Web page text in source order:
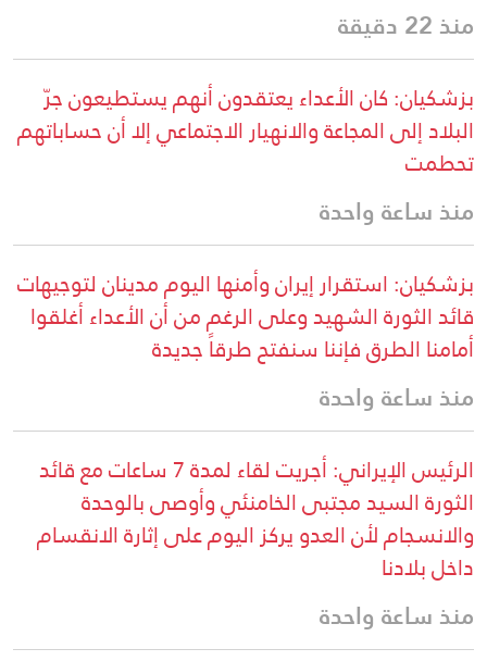
منذ 22 دقيقة
بزشكيان: كان الأعداء يعتقدون أنهم يستطيعون جرّ
البلاد إلى المجاعة والانهيار الاجتماعي إلا أن حساباتهم
تحطمت
منذ ساعة واحدة
بزشكيان: استقرار إيران وأمنها اليوم مدينان لتوجيهات
قائد الثورة الشهيد وعلى الرغم من أن الأعداء أغلقوا
أمامنا الطرق فإننا سنفتح طرقاً جديدة
منذ ساعة واحدة
الرئيس الإيراني: أجريت لقاء لمدة 7 ساعات مع قائد
الثورة السيد مجتبى الخامنئي وأوصى بالوحدة
والانسجام لأن العدو يركز اليوم على إثارة الانقسام
داخل بلادنا
منذ ساعة واحدة